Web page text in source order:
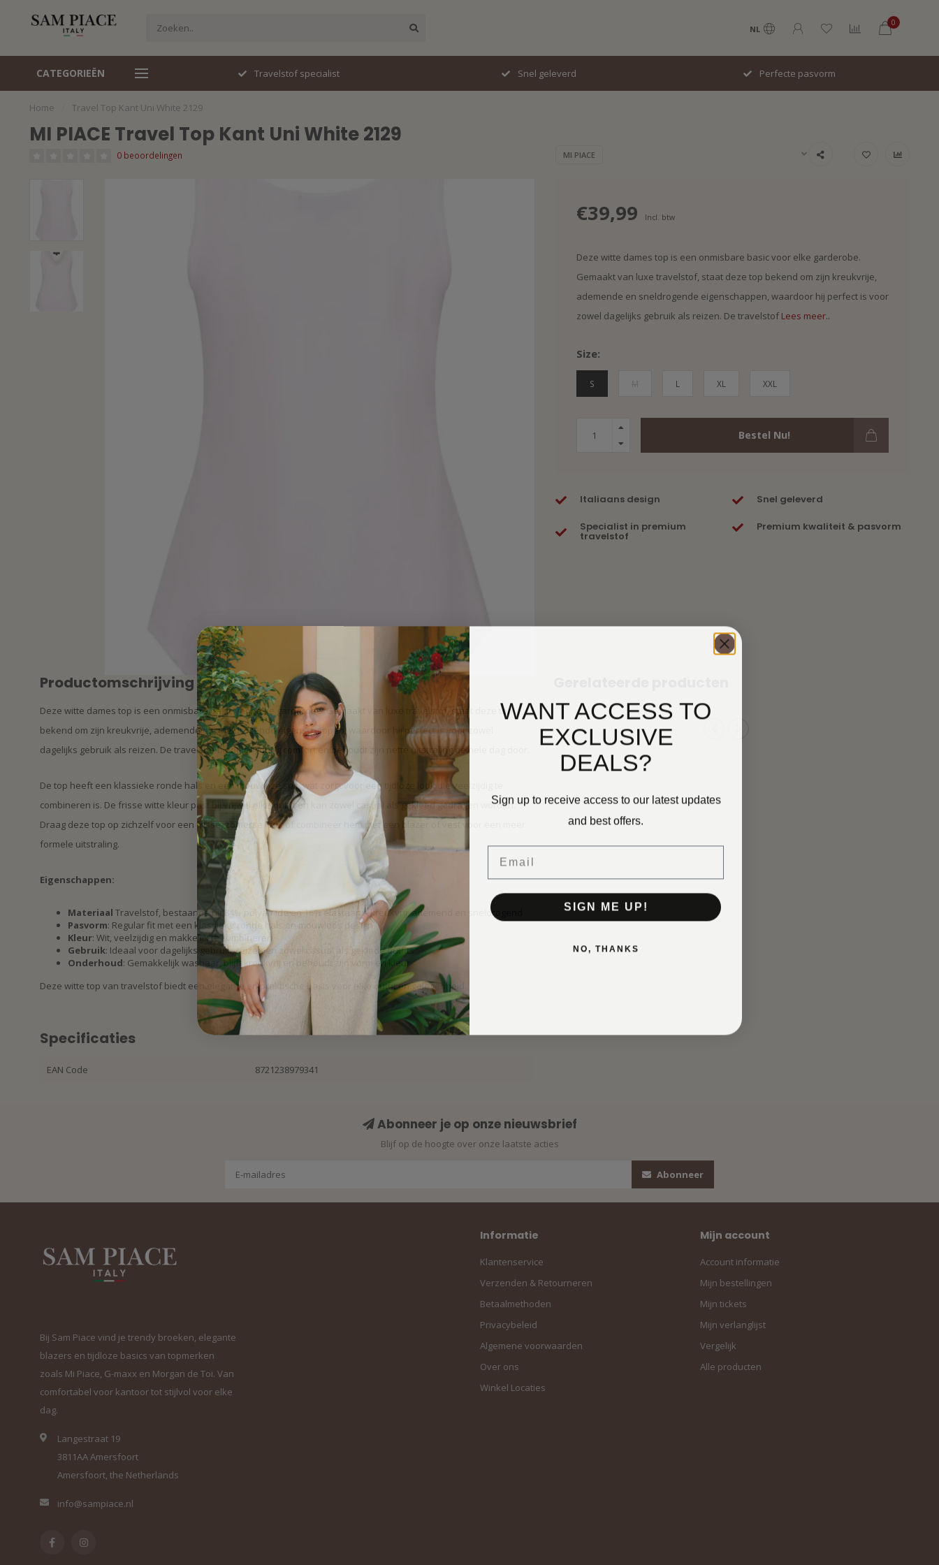
NL
0
CATEGORIEËN
Travelstof specialist Snel geleverd Perfecte pasvorm Italiaans design
Home Travel Top Kant Uni White 2129
MI PIACE Travel Top Kant Uni White 2129
0 beoordelingen MI PIACE
€39,99 Incl. btw
Deze witte dames top is een onmisbare basic voor elke garderobe.
Gemaakt van luxe travelstof, staat deze top bekend om zijn kreukvrije,
ademende en sneldrogende eigenschappen, waardoor hij perfect is voor
zowel dagelijks gebruik als reizen. De travelstof Lees meer..
Size:
S L XL XXL
Bestel Nu!
Italiaans design Snel geleverd
Specialist in premium
travelstof
Premium kwaliteit & pasvorm
Productomschrijving
Deze witte dames top is een onmisbare basic voor elke garderobe. Gemaakt van luxe travelstof, staat deze top
bekend om zijn kreukvrije, ademende en sneldrogende eigenschappen, waardoor hij perfect is voor zowel
dagelijks gebruik als reizen. De travelstof biedt langdurig comfort en behoudt zijn nette uitstraling de hele dag door.
De top heeft een klassieke ronde hals en een mouwloze snit, wat zorgt voor een tijdloze look die veelzijdig te
combineren is. De frisse witte kleur past bij vrijwel elke outfit en kan zowel casual als gekleed gedragen worden.
Draag deze top op zichzelf voor een frisse, zomerse look of combineer hem met een blazer of vest voor een meer
formele uitstraling.
Eigenschappen:
Materiaal Travelstof, bestaande uit 84% polyamide en 16% elastaan – kreukvrij, ademend en sneldrogend
Pasvorm: Regular fit met een klassieke ronde hals en mouwloos design
Kleur: Wit, veelzijdig en makkelijk te combineren
Gebruik: Ideaal voor dagelijks gebruik, reizen en zowel casual als geklede outfits
Onderhoud: Gemakkelijk wasbaar, blijft kreukvrij en behoudt zijn vorm en kleur
Deze witte top van travelstof biedt een elegante en praktische basis voor elke outfit en gelegenheid.
Specificaties
EAN Code 8721238979341
Abonneer je op onze nieuwsbrief
Blijf op de hoogte over onze laatste acties
Abonneer
Bij Sam Piace vind je trendy broeken, elegante
blazers en tijdloze basics van topmerken
zoals Mi Piace, G-maxx en Morgan de Toi. Van
comfortabel voor kantoor tot stijlvol voor elke
dag.
Langestraat 19
3811AA Amersfoort
Amersfoort, the Netherlands
info@sampiace.nl
Informatie
Klantenservice
Verzenden & Retourneren
Betaalmethoden
Privacybeleid
Algemene voorwaarden
Over ons
Winkel Locaties
Mijn account
Account informatie
Mijn bestellingen
Mijn tickets
Mijn verlanglijst
Vergelijk
Alle producten
WANT ACCESS TO
EXCLUSIVE
DEALS?
Sign up to receive access to our latest updates
and best offers.
Email
SIGN ME UP!
NO, THANKS